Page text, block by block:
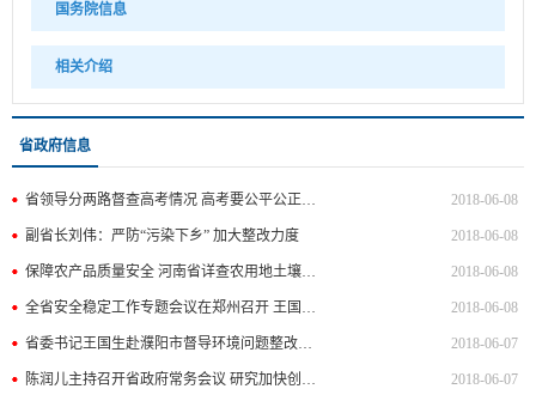
国务院信息
相关介绍
省政府信息
省领导分两路督查高考情况 高考要公平公正严中有爱 2018-06-08
副省长刘伟：严防“污染下乡” 加大整改力度 2018-06-08
保障农产品质量安全 河南省详查农用地土壤污染 2018-06-08
全省安全稳定工作专题会议在郑州召开 王国生主持 2018-06-08
省委书记王国生赴濮阳市督导环境问题整改落实情况 2018-06-07
陈润儿主持召开省政府常务会议 研究加快创新示范区引领型产业... 2018-06-07